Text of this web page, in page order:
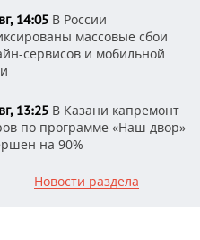
14:05 В России
массовые сбои
сервисов и мобильной
13:25 В Казани капремонт
по программе «Наш двор»
на 90%
Новости раздела